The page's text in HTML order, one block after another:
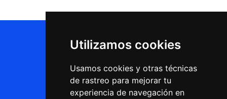
Utilizamos cookies
Usamos cookies y otras técnicas
de rastreo para mejorar tu
experiencia de navegación en